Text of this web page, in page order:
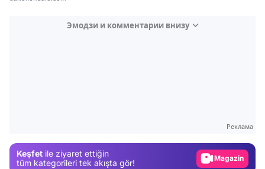
Эмодзи и комментарии внизу
Реклама
Keşfet ile ziyaret ettiğin
tüm kategorileri tek akışta gör!
Magazin